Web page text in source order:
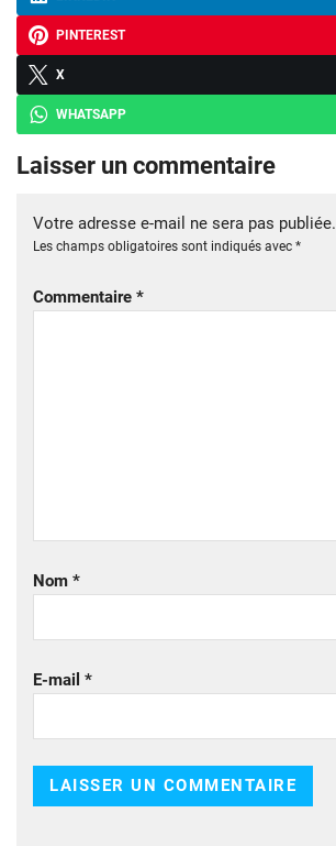
PINTEREST
X
WHATSAPP
Laisser un commentaire
Votre adresse e-mail ne sera pas publiée.
Les champs obligatoires sont indiqués avec *
Commentaire *
Nom *
E-mail *